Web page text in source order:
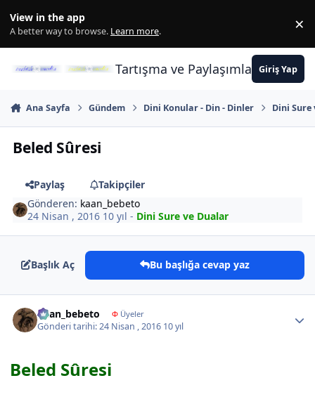
View in the app
A better way to browse. Learn more. ×
Tartışma ve PaylaşımlarınGiriş Yap
Ana Sayfa Gündem Dini Konular - Din - Dinler Dini
Beled Sûresi
Paylaş
Takipçiler
Gönderen: kaan_bebeto
24 Nisan , 2016 10 yıl - Dini Sure ve Dualar
Başlık Aç Bu başlığa cevap yaz
kaan_bebeto ΦÜyeler
Gönderi tarihi:24 Nisan , 2016 10 yıl
Beled Sûresi